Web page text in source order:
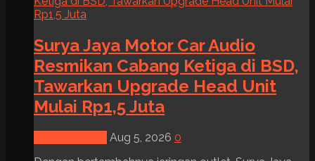
Surya Jaya Motor Car Audio
Resmikan Cabang Ketiga di BSD,
Tawarkan Upgrade Head Unit
Mulai Rp1,5 Juta
Aug 5, 2026 0